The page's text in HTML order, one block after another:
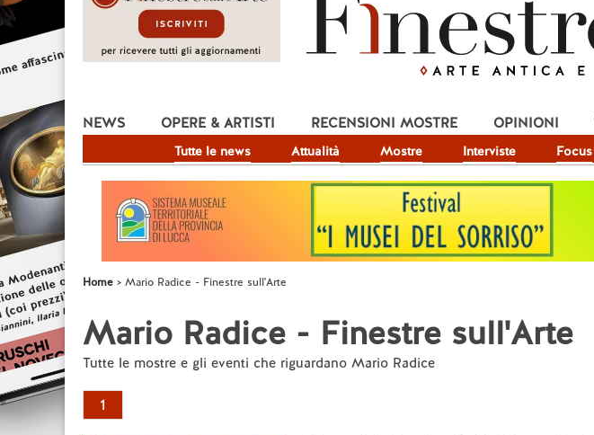
NEWS
Tutte le news Attualità Mostre Interviste Focus
OPERE & ARTISTI RECENSIONI MOSTRE OPINIONI
Home Mario Radice - Finestre sull'Arte
Mario Radice - Finestre sull'Arte
Tutte le mostre e gli eventi che riguardano Mario Radice
1